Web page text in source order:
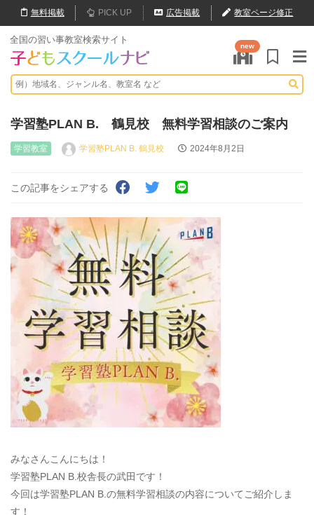
無料掲載 PICK UP 広告掲載 教室ページ修正
全国の習い事教室検索サイト
new
学習塾PLAN B. 鶴見校 無料学習相談のご案内
学習教室 学習塾PLAN B. 鶴見校 2024年8月2日
この記事をシェアする
みなさんこんにちは！
学習塾PLAN B.校舎長の武田です！
今回は学習塾PLAN B.の無料学習相談の内容についてご紹介しま
す！